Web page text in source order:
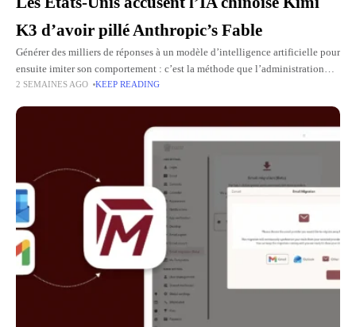
K3 d’avoir pillé Anthropic’s Fable
Générer des milliers de réponses à un modèle d’intelligence artificielle pour
ensuite imiter son comportement : c’est la méthode que l’administration
Trump reproche à la start-up chinoise Moonshot AI. Michael
2 SEMAINES AGO KEEP READING